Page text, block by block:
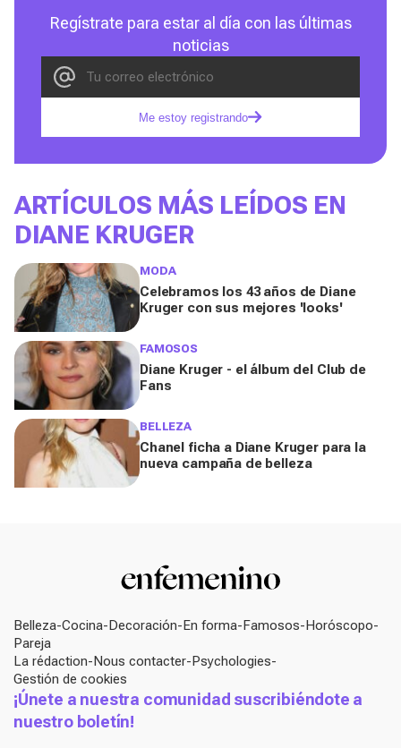
Regístrate para estar al día con las últimas
noticias
Me estoy registrando
ARTÍCULOS MÁS LEÍDOS EN
DIANE KRUGER
MODA
Celebramos los 43 años de Diane
Kruger con sus mejores 'looks'
FAMOSOS
Diane Kruger - el álbum del Club de
Fans
BELLEZA
Chanel ficha a Diane Kruger para la
nueva campaña de belleza
Belleza Cocina Decoración En forma Famosos Horóscopo
Pareja
La rédaction Nous contacter Psychologies
Gestión de cookies
¡Únete a nuestra comunidad suscribiéndote a
nuestro boletín!